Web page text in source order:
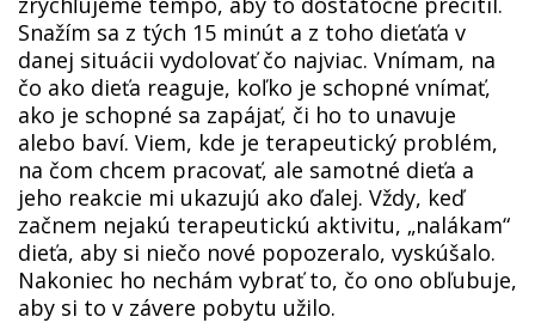
Snažím sa z tých 15 minút a z toho dieťaťa v
danej situácii vydolovať čo najviac. Vnímam, na
čo ako dieťa reaguje, koľko je schopné vnímať,
ako je schopné sa zapájať, či ho to unavuje
alebo baví. Viem, kde je terapeutický problém,
na čom chcem pracovať, ale samotné dieťa a
jeho reakcie mi ukazujú ako ďalej. Vždy, keď
začnem nejakú terapeutickú aktivitu, „nalákam“
dieťa, aby si niečo nové popozeralo, vyskúšalo.
Nakoniec ho nechám vybrať to, čo ono obľubuje,
aby si to v závere pobytu užilo.